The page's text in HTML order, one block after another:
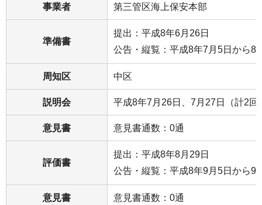
事業者 第三管区海上保安本部
準備書
提出：平成8年6月26日
公告・縦覧：平成8年7月5日から8
周知区 中区
説明会 平成8年7月26日、7月27日（計2回
意見書 意見書通数：0通
評価書
提出：平成8年8月29日
公告・縦覧：平成8年9月5日から9
意見書 意見書通数：0通